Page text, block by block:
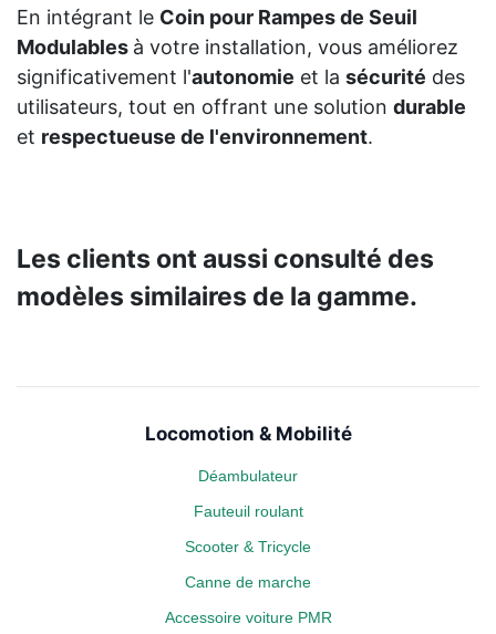
En intégrant le Coin pour Rampes de Seuil
Modulables à votre installation, vous améliorez
significativement l'autonomie et la sécurité des
utilisateurs, tout en offrant une solution durable
et respectueuse de l'environnement.
Les clients ont aussi consulté des
modèles similaires de la gamme.
Locomotion & Mobilité
Déambulateur
Fauteuil roulant
Scooter & Tricycle
Canne de marche
Accessoire voiture PMR